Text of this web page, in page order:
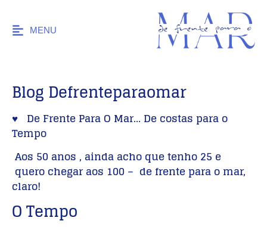
MENU
Blog Defrenteparaomar
♥ De Frente Para O Mar… De costas para o
Tempo
Aos 50 anos , ainda acho que tenho 25 e
quero chegar aos 100 – de frente para o mar,
claro!
O Tempo